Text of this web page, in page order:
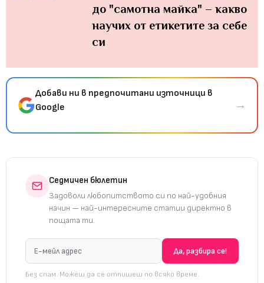
до "самотна майка" – какво
научих от етикетите за себе
си
Добави ни в предпочитани източници в
Google
→
Седмичен бюлетин
Задоволи любопитството си по най-удобния
начин — най-интересните статии директно в
пощата ти.
Без спам. Можеш да се отпишеш по всяко време.